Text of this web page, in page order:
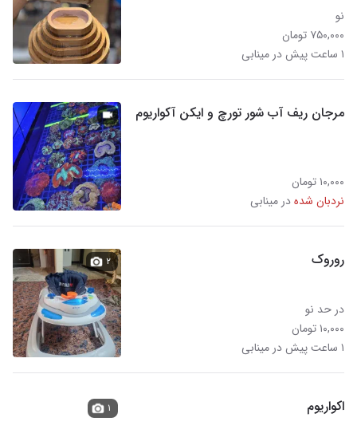
نو
۷۵۰,۰۰۰ تومان
۱ ساعت پیش در مینابی
مرجان ریف آب شور تورچ و ایکن آکواریوم
۱۰,۰۰۰ تومان
نردبان شدهدر مینابی
روروک
در حد نو
۱۰,۰۰۰ تومان
۱ ساعت پیش در مینابی
۲
اکواریوم ۱